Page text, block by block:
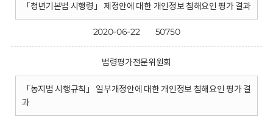
「청년기본법 시행령」 제정안에 대한 개인정보 침해요인 평가 결과
2020-06-22 50750
법령평가전문위원회
「농지법 시행규칙」 일부개정안에 대한 개인정보 침해요인 평가 결
과